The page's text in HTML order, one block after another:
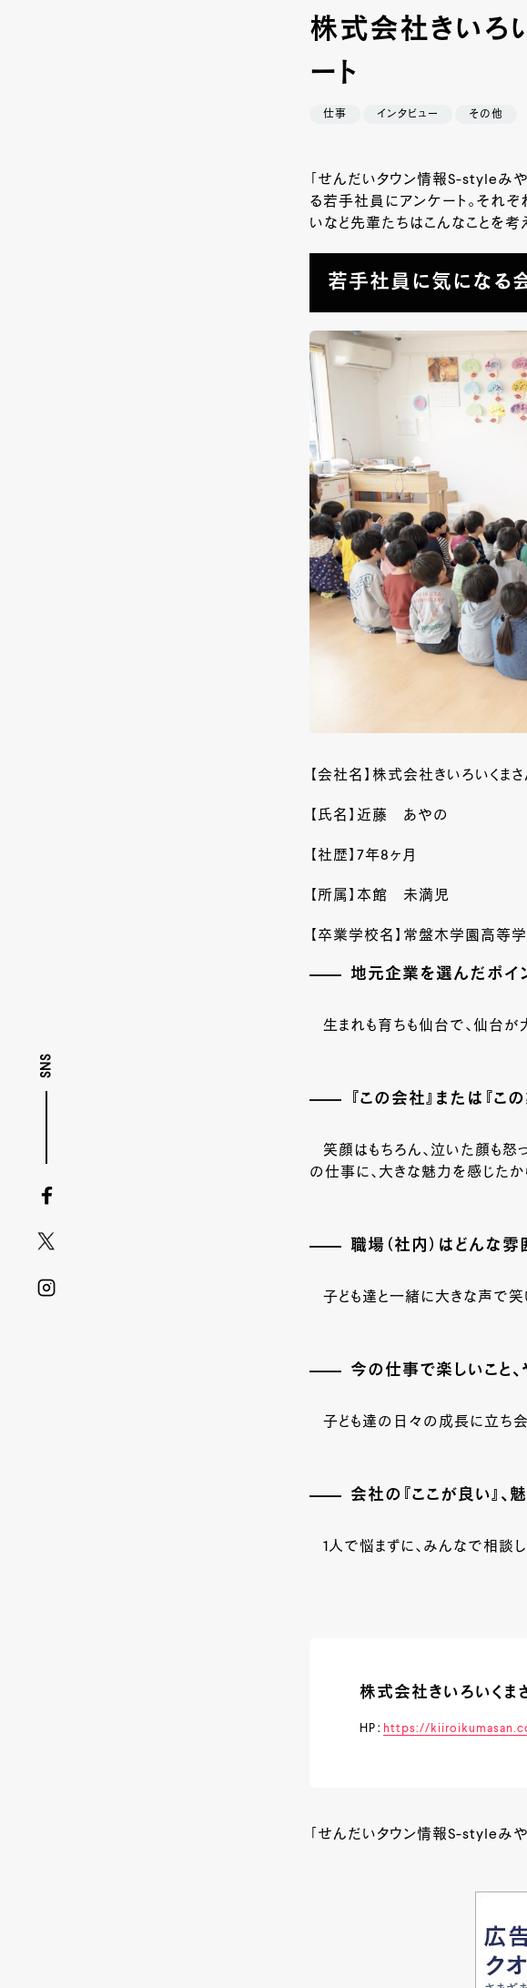
SNS
株式会社きいろ
ート
仕事 インタビュー その他
「せんだいタウン情報S-styleみ
る若手社員にアンケート。それ
いなど先輩たちはこんなことを考
若手社員に気になる
【会社名】株式会社きいろいくまさ
【氏名】近藤 あやの
【社歴】 7年8ヶ月
【所属】本館 未満児
【卒業学校名】常盤木学園高等
地元企業を選んだポイ
生まれも育ちも仙台で、仙台が
『この会社』または『こ
笑顔はもちろん、泣いた顔も怒
の仕事に、大きな魅力を感じたか
職場（社内）はどんな雰
子ども達と一緒に大きな声で笑
今の仕事で楽しいこと
子ども達の日々の成長に立ち会
会社の『ここが良い』、
1人で悩まずに、みんなで相談
株式会社きいろいくま
HP： https://
「せんだいタウン情報S-styleみや